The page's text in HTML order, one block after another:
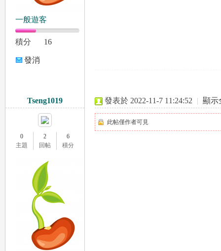
一般遊客
積分 16
發消
Tseng1019
0
主題
2
回帖
6
積分
發表於 2022-11-7 11:24:52 | 顯示
此帖僅作者可見